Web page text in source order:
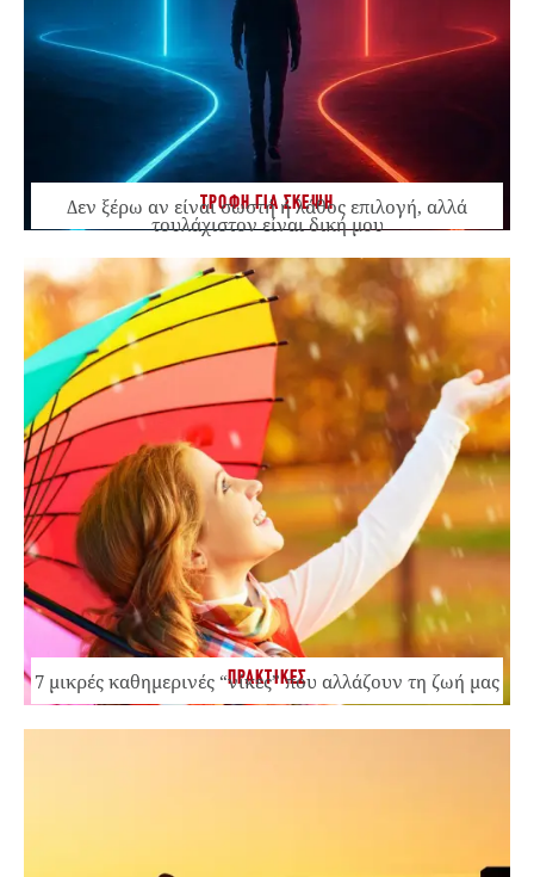
ΤΡΟΦΗ ΓΙΑ ΣΚΕΨΗ
Δεν ξέρω αν είναι σωστή ή λάθος επιλογή, αλλά
τουλάχιστον είναι δική μου
ΠΡΑΚΤΙΚΕΣ
7 μικρές καθημερινές “νίκες” που αλλάζουν τη ζωή μας